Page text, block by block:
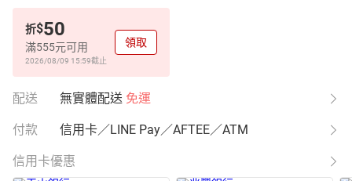
折$50
滿555元可用
2026/08/09 15:59截止
領取
配送 無實體配送 免運
付款 信用卡／LINE Pay／AFTEE／ATM
信用卡優惠